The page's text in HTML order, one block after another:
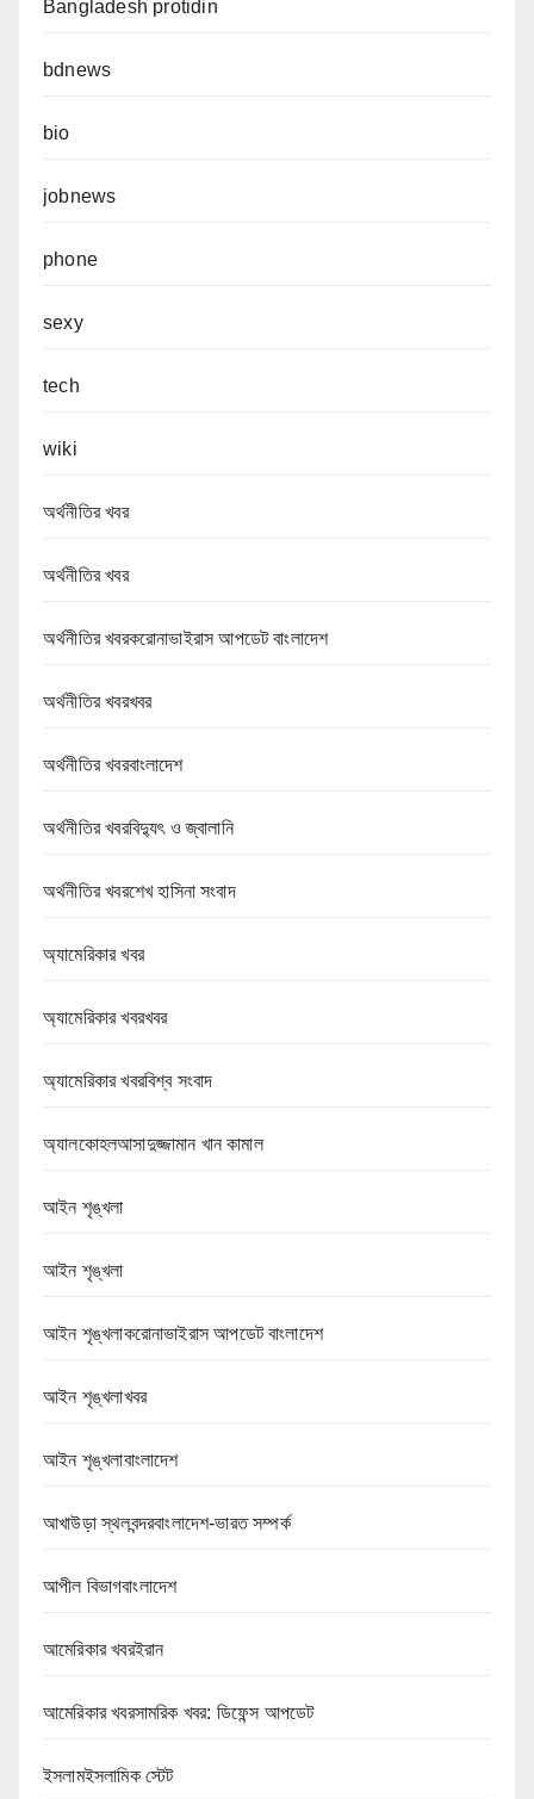
Bangladesh protidin
bdnews
bio
jobnews
phone
sexy
tech
wiki
অর্থনীতির খবর
অর্থনীতির খবর
অর্থনীতির খবরকরোনাভাইরাস আপডেট বাংলাদেশ
অর্থনীতির খবরখবর
অর্থনীতির খবরবাংলাদেশ
অর্থনীতির খবরবিদ্যুৎ ও জ্বালানি
অর্থনীতির খবরশেখ হাসিনা সংবাদ
অ্যামেরিকার খবর
অ্যামেরিকার খবরখবর
অ্যামেরিকার খবরবিশ্ব সংবাদ
অ্যালকোহলআসাদুজ্জামান খান কামাল
আইন শৃঙ্খলা
আইন শৃঙ্খলা
আইন শৃঙ্খলাকরোনাভাইরাস আপডেট বাংলাদেশ
আইন শৃঙ্খলাখবর
আইন শৃঙ্খলাবাংলাদেশ
আখাউড়া স্থলবন্দরবাংলাদেশ-ভারত সম্পর্ক
আপীল বিভাগবাংলাদেশ
আমেরিকার খবরইরান
আমেরিকার খবরসামরিক খবর: ডিফেন্স আপডেট
ইসলামইসলামিক স্টেট